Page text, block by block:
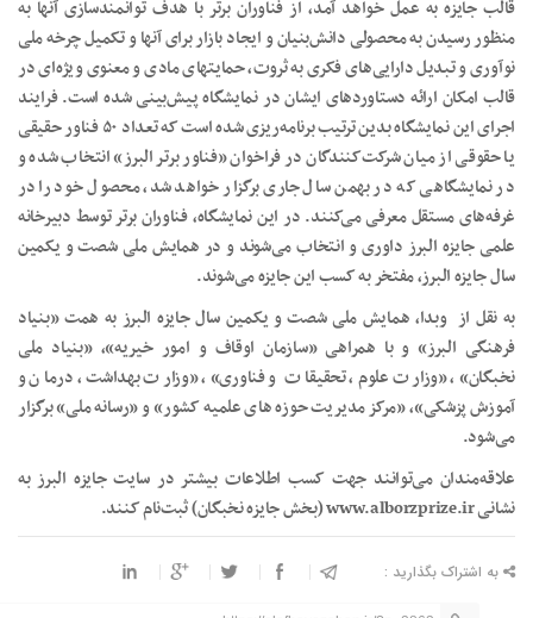
قالب جایزه به عمل خواهد آمد، از فناوران برتر با هدف توانمندسازی آنها به
منظور رسیدن به محصولی دانش‌بنیان و ایجاد بازار برای آنها و تکمیل چرخه ملی
نوآوری و تبدیل دارایی‌های فکری به ثروت، حمایتهای مادی و معنوی ویژه‌ای در
قالب امکان ارائه دستاوردهای ایشان در نمایشگاه پیش‌بینی شده است. فرایند
اجرای این نمایشگاه بدین ترتیب برنامه‌ریزی شده است که تعداد ۵۰ فناور حقیقی
یا حقوقی از میان شرکت‌کنندگان در فراخوان «فناور برتر البرز» انتخاب شده و
در نمایشگاهی که در بهمن سال جاری برگزار خواهد شد، محصول خود را در
غرفه‌های مستقل معرفی می‌کنند. در این نمایشگاه، فناوران برتر توسط دبیرخانه
علمی جایزه البرز داوری و انتخاب می‌شوند و در همایش ملی شصت و یکمین
سال جایزه البرز، مفتخر به کسب این جایزه می‌شوند.
به نقل از وبدا، همایش ملی شصت و یکمین سال جایزه البرز به همت «بنیاد
فرهنگی البرز» و با همراهی «سازمان اوقاف و امور خیریه»، «بنیاد ملی
نخبگان»، «وزارت علوم، تحقیقات و فناوری»، «وزارت بهداشت، درمان و
آموزش پزشکی»، «مرکز مدیریت حوزه های علمیه کشور» و «رسانه ملی» برگزار
می‌شود.
علاقه‌مندان می‌توانند جهت کسب اطلاعات بیشتر در سایت جایزه البرز به
نشانی www.alborzprize.ir (بخش جایزه نخبگان) ثبت‌نام کنند.
به اشتراک بگذارید :